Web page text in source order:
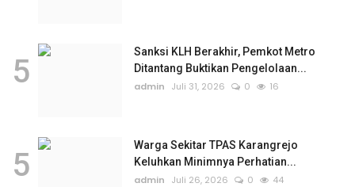
5
Sanksi KLH Berakhir, Pemkot Metro
Ditantang Buktikan Pengelolaan...
admin
Juli 31, 2026 0 16
5
Warga Sekitar TPAS Karangrejo
Keluhkan Minimnya Perhatian...
admin
Juli 26, 2026 0 44